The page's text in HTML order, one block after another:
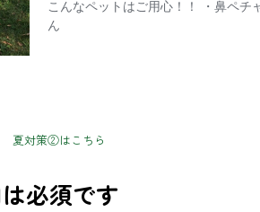
夏対策②はこちら
必須です